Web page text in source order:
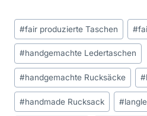
Schlagworte:
#fair produzierte Taschen #
#handgemachte Ledertaschen
#handgemachte Rucksäcke #
#handmade Rucksack #